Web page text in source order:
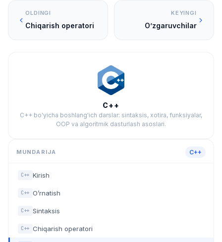
OLDINGI
Chiqarish operatori
KEYINGI
O’zgaruvchilar
C++
C++ bo'yicha boshlang'ich darslar: sintaksis, xotira, funksiyalar,
OOP va algoritmik dasturlash asoslari.
MUNDARIJA C++
C++ Kirish
C++ O’rnatish
C++ Sintaksis
C++ Chiqarish operatori